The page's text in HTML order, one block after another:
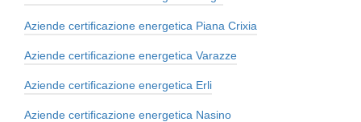
Aziende certificazione energetica Piana Crixia
Aziende certificazione energetica Varazze
Aziende certificazione energetica Erli
Aziende certificazione energetica Nasino